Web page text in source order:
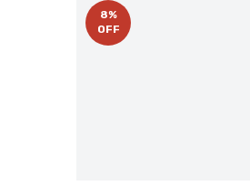
8%
OFF